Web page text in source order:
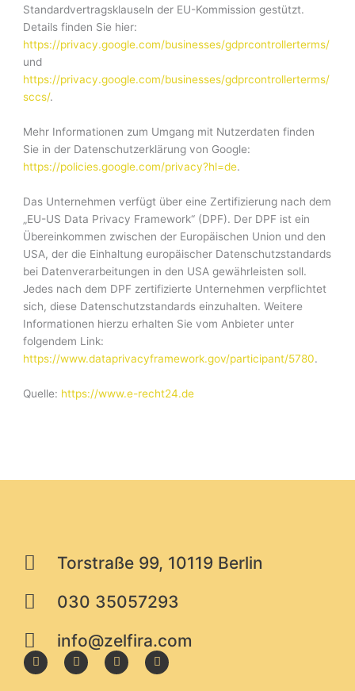
Standardvertragsklauseln der EU-Kommission gestützt.
Details finden Sie hier:
https://privacy.google.com/businesses/gdprcontrollerterms/
und
https://privacy.google.com/businesses/gdprcontrollerterms/
sccs/.
Mehr Informationen zum Umgang mit Nutzerdaten finden
Sie in der Datenschutzerklärung von Google:
https://policies.google.com/privacy?hl=de.
Das Unternehmen verfügt über eine Zertifizierung nach dem
„EU-US Data Privacy Framework“ (DPF). Der DPF ist ein
Übereinkommen zwischen der Europäischen Union und den
USA, der die Einhaltung europäischer Datenschutzstandards
bei Datenverarbeitungen in den USA gewährleisten soll.
Jedes nach dem DPF zertifizierte Unternehmen verpflichtet
sich, diese Datenschutzstandards einzuhalten. Weitere
Informationen hierzu erhalten Sie vom Anbieter unter
folgendem Link:
https://www.dataprivacyframework.gov/participant/5780.
Quelle: https://www.e-recht24.de
Torstraße 99, 10119 Berlin
030 35057293
info@zelfira.com
I
n
s
F
a
c
L
i
n
X
i
n